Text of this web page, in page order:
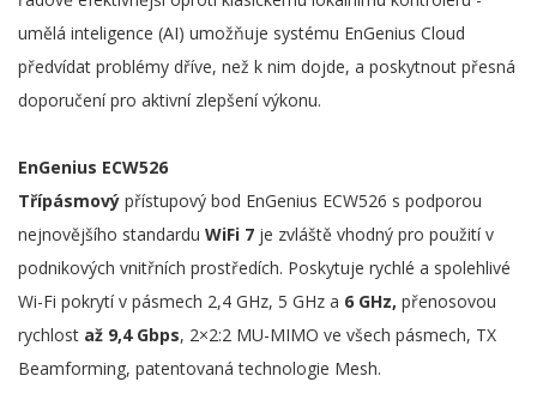
umělá inteligence (AI) umožňuje systému EnGenius Cloud
předvídat problémy dříve, než k nim dojde, a poskytnout přesná
doporučení pro aktivní zlepšení výkonu.
EnGenius ECW526
Třípásmový přístupový bod EnGenius ECW526 s podporou
nejnovějšího standardu WiFi 7 je zvláště vhodný pro použití v
podnikových vnitřních prostředích. Poskytuje rychlé a spolehlivé
Wi-Fi pokrytí v pásmech 2,4 GHz, 5 GHz a 6 GHz, přenosovou
rychlost až 9,4 Gbps, 2×2:2 MU-MIMO ve všech pásmech, TX
Beamforming, patentovaná technologie Mesh.